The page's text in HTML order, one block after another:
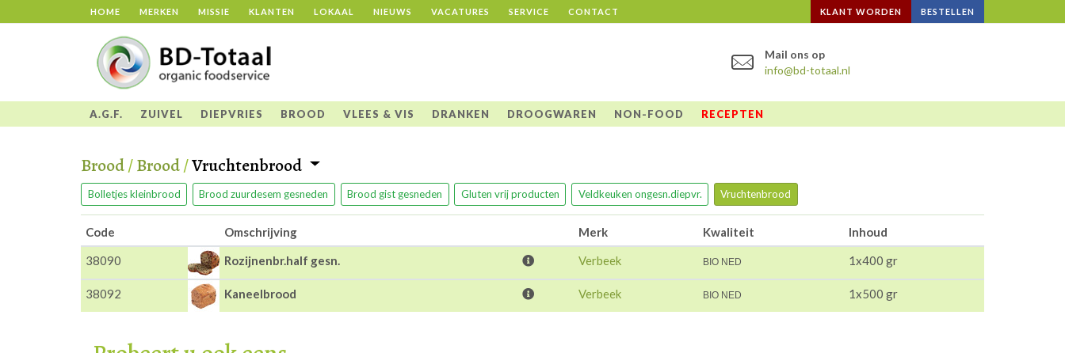
HOME MERKEN MISSIE KLANTEN LOKAAL NIEUWS VACATURES SERVICE CONTACT KLANT WORDEN BESTELLEN
Mail ons op
info@bd-totaal.nl
A.G.F. ZUIVEL DIEPVRIES BROOD VLEES & VIS DRANKEN DROOGWAREN NON-FOOD RECEPTEN
Brood/Brood/Vruchtenbrood
Bolletjes kleinbrood Brood zuurdesem gesneden Brood gist gesneden Gluten vrij producten Veldkeuken ongesn.diepvr. Vruchtenbrood
Code Omschrijving Merk Kwaliteit
Inhoud
38090
Rozijnenbr.half gesn. Verbeek BIO NED 1x400 gr
38092 Kaneelbrood Verbeek BIO NED 1x500 gr